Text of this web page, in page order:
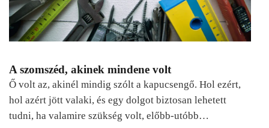
A szomszéd, akinek mindene volt
Ő volt az, akinél mindig szólt a kapucsengő. Hol ezért,
hol azért jött valaki, és egy dolgot biztosan lehetett
tudni, ha valamire szükség volt, előbb-utóbb…